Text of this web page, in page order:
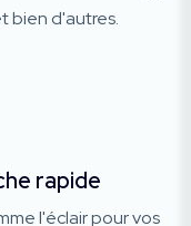
bien d'autres.
rapide
l'éclair pour vos